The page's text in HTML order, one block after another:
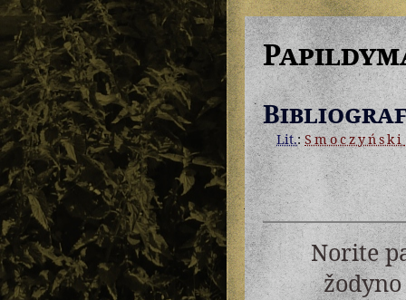
Lit.:Smoczyński
Norite